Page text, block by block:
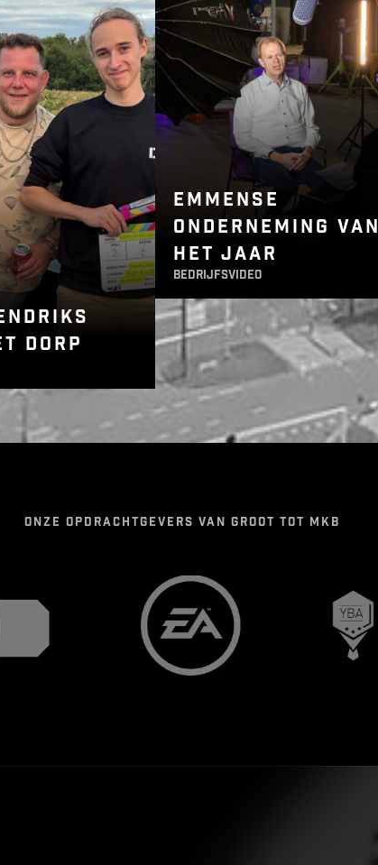
DORP
EMMENSE
ONDERNEMING VAN
HET JAAR
bedrijfsvideo
ONZE OPDRACHTGEVERS VAN GROOT TOT MKB